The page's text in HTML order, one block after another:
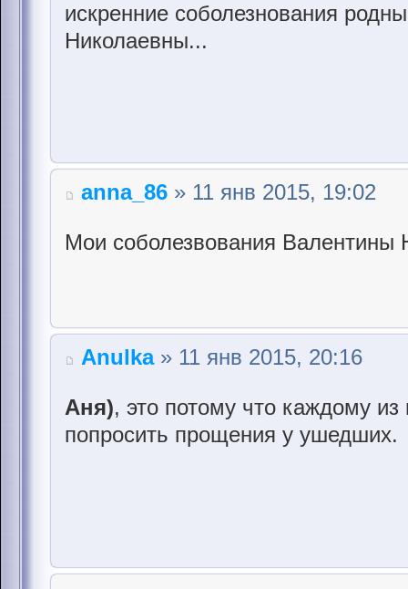
искренние соболезнования
Николаевны...
anna_86 » 11 янв 2015, 19:02
Мои соболезвования
Anulka» 11 янв 2015, 20:16
Аня), это потому что каждому из
попросить прощения у ушедших.